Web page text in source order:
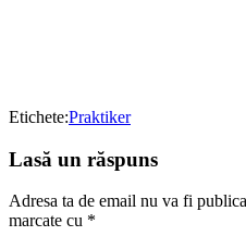
Etichete:Praktiker
Lasă un răspuns
Adresa ta de email nu va fi
marcate cu *